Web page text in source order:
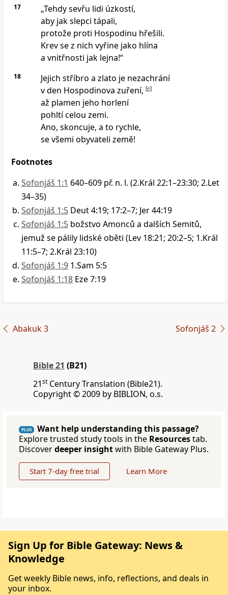
17
„Tehdy sevřu lidi úzkostí,
aby jak slepci tápali,
protože proti Hospodinu hřešili.
Krev se z nich vyřine jako hlína
a vnitřnosti jak lejna!“
18
Jejich stříbro a zlato je nezachrání
v den Hospodinova zuření, [e]
až plamen jeho horlení
pohltí celou zemi.
Ano, skoncuje, a to rychle,
se všemi obyvateli země!
Footnotes
Sofonjáš 1:1 640–609 př. n. l. (2.Král 22:1–23:30; 2.Let
34–35)
Sofonjáš 1:5 Deut 4:19; 17:2–7; Jer 44:19
Sofonjáš 1:5 božstvo Amonců a dalších Semitů,
jemuž se pálily lidské oběti (Lev 18:21; 20:2–5; 1.Král
11:5–7; 2.Král 23:10)
Sofonjáš 1:9 1.Sam 5:5
Sofonjáš 1:18 Eze 7:19
Abakuk 3 Sofonjáš 2
Bible 21 (B21)
21st Century Translation (Bible21).
Copyright © 2009 by BIBLION, o.s.
PLUS
Want help understanding this passage?
Explore trusted study tools in the Resourcestab.
Discoverdeeper insightwith Bible Gateway Plus.
Start 7-day free trial Learn More
Sign Up for Bible Gateway: News &
Knowledge
Get weekly Bible news, info, reflections, and deals in
your inbox.